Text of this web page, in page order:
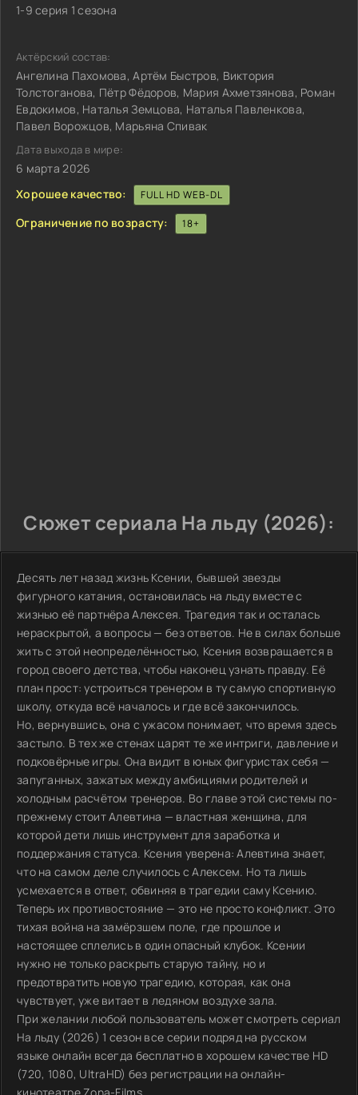
1-9 серия 1 сезона
Актёрский состав:
Ангелина Пахомова, Артём Быстров, Виктория
Толстоганова, Пётр Фёдоров, Мария Ахметзянова, Роман
Евдокимов, Наталья Земцова, Наталья Павленкова,
Павел Ворожцов, Марьяна Спивак
Дата выхода в мире:
6 марта 2026
Хорошее качество:
FULL HD WEB-DL
Ограничение по возрасту: 18+
Сюжет сериала На льду (2026):
Десять лет назад жизнь Ксении, бывшей звезды
фигурного катания, остановилась на льду вместе с
жизнью её партнёра Алексея. Трагедия так и осталась
нераскрытой, а вопросы — без ответов. Не в силах больше
жить с этой неопределённостью, Ксения возвращается в
город своего детства, чтобы наконец узнать правду. Её
план прост: устроиться тренером в ту самую спортивную
школу, откуда всё началось и где всё закончилось.
Но, вернувшись, она с ужасом понимает, что время здесь
застыло. В тех же стенах царят те же интриги, давление и
подковёрные игры. Она видит в юных фигуристах себя —
запуганных, зажатых между амбициями родителей и
холодным расчётом тренеров. Во главе этой системы по-
прежнему стоит Алевтина — властная женщина, для
которой дети лишь инструмент для заработка и
поддержания статуса. Ксения уверена: Алевтина знает,
что на самом деле случилось с Алексем. Но та лишь
усмехается в ответ, обвиняя в трагедии саму Ксению.
Теперь их противостояние — это не просто конфликт. Это
тихая война на замёрзшем поле, где прошлое и
настоящее сплелись в один опасный клубок. Ксении
нужно не только раскрыть старую тайну, но и
предотвратить новую трагедию, которая, как она
чувствует, уже витает в ледяном воздухе зала.
При желании любой пользователь может смотреть сериал
На льду (2026) 1 сезон все серии подряд на русском
языке онлайн всегда бесплатно в хорошем качестве HD
(720, 1080, UltraHD) без регистрации на онлайн-